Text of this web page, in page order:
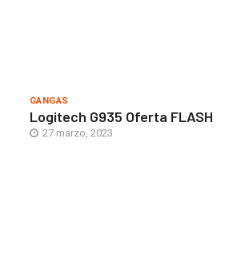
GANGAS
Logitech G935 Oferta FLASH
27 marzo, 2023